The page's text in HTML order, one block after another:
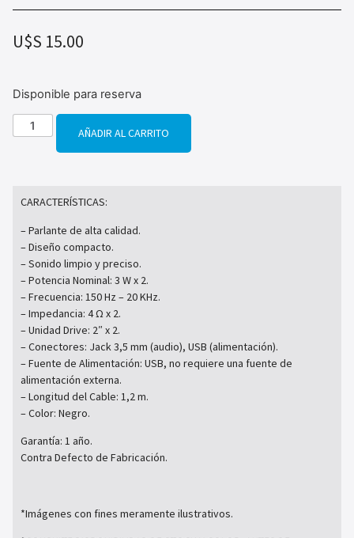
U$S 15.00
Disponible para reserva
AÑADIR AL CARRITO
CARACTERÍSTICAS:
– Parlante de alta calidad.
– Diseño compacto.
– Sonido limpio y preciso.
– Potencia Nominal: 3 W x 2.
– Frecuencia: 150 Hz – 20 KHz.
– Impedancia: 4 Ω x 2.
– Unidad Drive: 2″ x 2.
– Conectores: Jack 3,5 mm (audio), USB (alimentación).
– Fuente de Alimentación: USB, no requiere una fuente de
alimentación externa.
– Longitud del Cable: 1,2 m.
– Color: Negro.
Garantía: 1 año.
Contra Defecto de Fabricación.
*Imágenes con fines meramente ilustrativos.